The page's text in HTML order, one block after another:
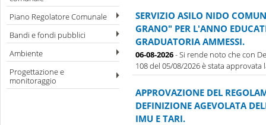
Piano Regolatore Comunale
Bandi e fondi pubblici
Ambiente
Progettazione e
monitoraggio
SERVIZIO ASILO NIDO
GRANO" PER L'ANNO
GRADUATORIA AMMESSI.
06-08-2026- Si rende noto che con
108 del 05/08/2026 è stata approvata
APPROVAZIONE DEL
DEFINIZIONE AGEVOLATA
IMU E TARI.